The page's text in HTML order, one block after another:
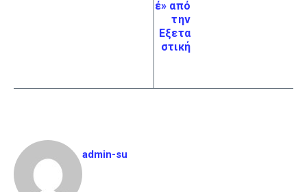
έ» από
την
Εξετα
στική
admin-su